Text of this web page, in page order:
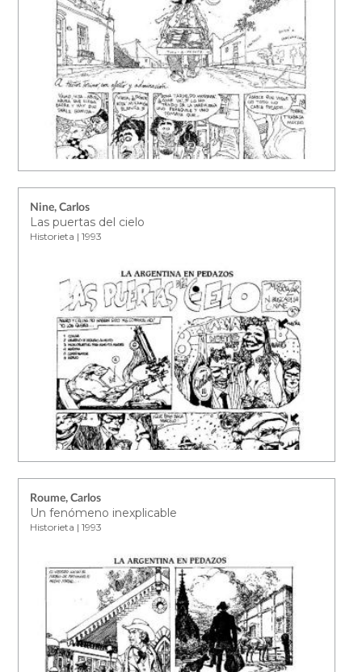
Nine, Carlos
Las puertas del cielo
Historieta | 1993
Roume, Carlos
Un fenómeno inexplicable
Historieta | 1993